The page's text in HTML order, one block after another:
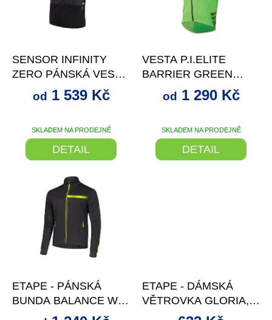
SENSOR INFINITY
ZERO PÁNSKÁ VESTA
SKLADEM NA PRODEJNĚ
od 1 539 Kč
DETAIL
VESTA P.I.ELITE
BARRIER GREEN
FLASH -
SKLADEM NA PRODEJNĚ
od 1 290 Kč
DETAIL
ETAPE - PÁNSKÁ
BUNDA BALANCE WS,
ČERNÁ/ŽLUTÁ FLUO
ETAPE - DÁMSKÁ
VĚTROVKA GLORIA,
ŽLUTÁ FLUO